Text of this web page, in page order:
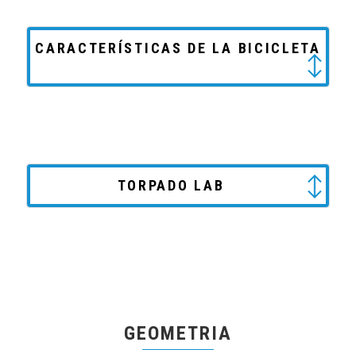
CARACTERÍSTICAS DE LA BICICLETA
TORPADO LAB
GEOMETRIA